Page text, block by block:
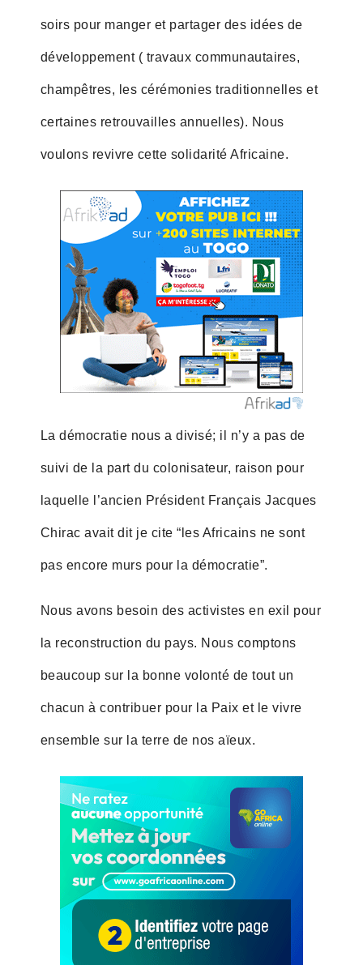
soirs pour manger et partager des idées de
développement ( travaux communautaires,
champêtres, les cérémonies traditionnelles et
certaines retrouvailles annuelles). Nous
voulons revivre cette solidarité Africaine.
La démocratie nous a divisé; il n’y a pas de
suivi de la part du colonisateur, raison pour
laquelle l’ancien Président Français Jacques
Chirac avait dit je cite “les Africains ne sont
pas encore murs pour la démocratie”.
Nous avons besoin des activistes en exil pour
la reconstruction du pays. Nous comptons
beaucoup sur la bonne volonté de tout un
chacun à contribuer pour la Paix et le vivre
ensemble sur la terre de nos aïeux.